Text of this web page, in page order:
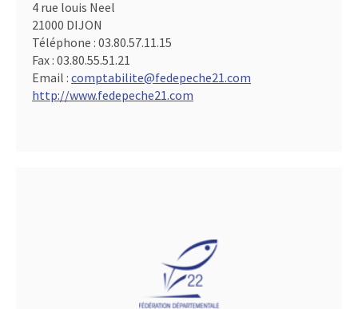
4 rue louis Neel
21000 DIJON
Téléphone : 03.80.57.11.15
Fax : 03.80.55.51.21
Email : comptabilite@fedepeche21.com
http://www.fedepeche21.com